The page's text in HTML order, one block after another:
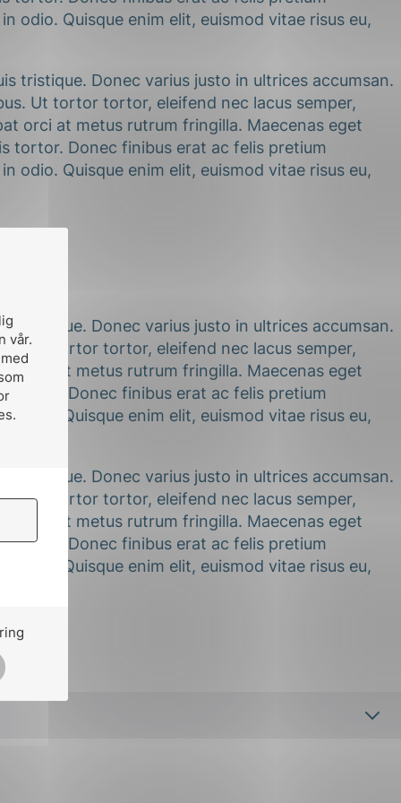
odio. Quisque enim elit, euismod vitae risus eu,
tristique. Donec varius justo in ultrices accumsan.
Ut tortor tortor, eleifend nec lacus semper,
orci at metus rutrum fringilla. Maecenas eget
tortor. Donec finibus erat ac felis pretium
odio. Quisque enim elit, euismod vitae risus eu,
tristique. Donec varius justo in ultrices accumsan.
Ut tortor tortor, eleifend nec lacus semper,
orci at metus rutrum fringilla. Maecenas eget
tortor. Donec finibus erat ac felis pretium
odio. Quisque enim elit, euismod vitae risus eu,
tristique. Donec varius justo in ultrices accumsan.
Ut tortor tortor, eleifend nec lacus semper,
orci at metus rutrum fringilla. Maecenas eget
tortor. Donec finibus erat ac felis pretium
odio. Quisque enim elit, euismod vitae risus eu,